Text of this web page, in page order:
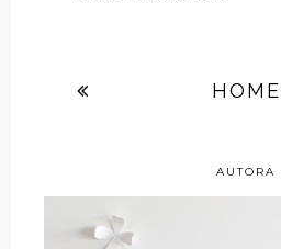
HOME
AUTORA